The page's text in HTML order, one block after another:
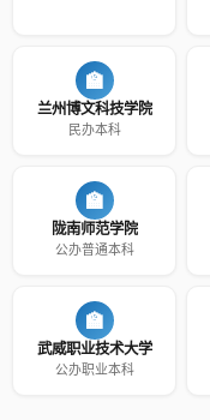
🏫
兰州博文科技学院
民办本科
🏫
陇南师范学院
公办普通本科
🏫
武威职业技术大学
公办职业本科